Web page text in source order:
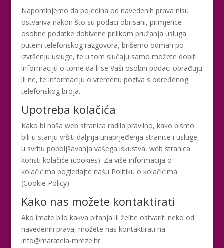
Napominjemo da pojedina od navedenih prava nisu
ostvariva nakon što su podaci obrisani, primjerice
osobne podatke dobivene prilikom pružanja usluga
putem telefonskog razgovora, brišemo odmah po
izvršenju usluge, te u tom slučaju samo možete dobiti
informaciju o tome da li se Vaši osobni podaci obrađuju
ili ne, te informaciju o vremenu poziva s određenog
telefonskog broja.
Upotreba kolačića
Kako bi naša web stranica radila pravilno, kako bismo
bili u stanju vršiti daljnja unaprjeđenja stranice i usluge,
u svrhu poboljšavanja vašega iskustva, web stranica
koristi kolačiće (cookies). Za više informacija o
kolačićima pogledajte našu Politiku o kolačićima
(Cookie Policy).
Kako nas možete kontaktirati
Ako imate bilo kakva pitanja ili želite ostvariti neko od
navedenih prava, možete nas kontaktirati na
info@maratela-mreze.hr.